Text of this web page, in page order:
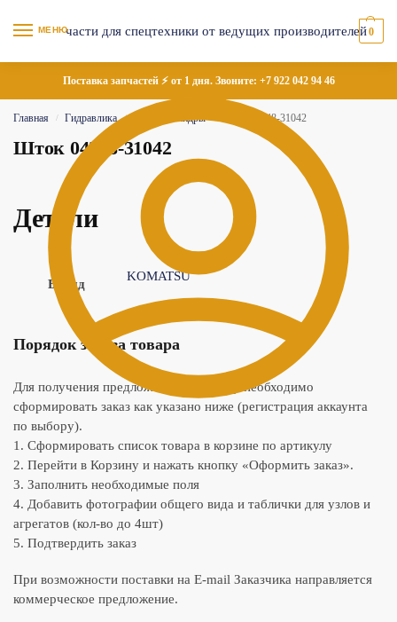
МЕНЮ 0
Поставка запчастей ⚡ от 1 дня. Звоните: +7 922 042 94 46
Главная / Гидравлика / Гидроцилиндры Шток 04248-31042
Шток 04248-31042
Детали
Бренд
KOMATSU
Порядок заказа товара
Для получения предложения по товару необходимо
сформировать заказ как указано ниже (регистрация аккаунта
по выбору).
1. Сформировать список товара в корзине по артикулу
2. Перейти в Корзину и нажать кнопку «Оформить заказ».
3. Заполнить необходимые поля
4. Добавить фотографии общего вида и таблички для узлов и
агрегатов (кол-во до 4шт)
5. Подтвердить заказ
При возможности поставки на E-mail Заказчика направляется
коммерческое предложение.